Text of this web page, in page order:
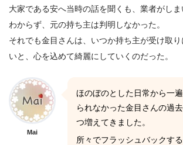
大家である安へ当時の話を聞くも、業者がし
わからず、元の持ち主は判明しなかった。
それでも金目さんは、いつか持ち主が受け取
いと、心を込めて綺麗にしていくのだった。
Mai
ほのぼのとした日常から一
られなかった金目さんの過
つ増えてきました。
所々でフラッシュバックす